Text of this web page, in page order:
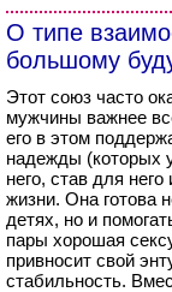
О типе
большому
Этот союз часто
мужчины важнее
его в этом
надежды (которых
него, став для
жизни. Она готова
детях, но и
пары хорошая
привносит свой
стабильность.